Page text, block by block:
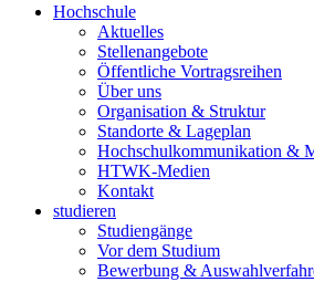
Hochschule
Aktuelles
Stellenangebote
Öffentliche Vortragsreihen
Über uns
Organisation & Struktur
Standorte & Lageplan
Hochschulkommunikation &
HTWK-Medien
Kontakt
studieren
Studiengänge
Vor dem Studium
Bewerbung &